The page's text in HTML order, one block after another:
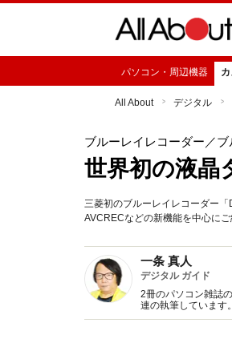
パソコン・周辺機器
All About デジタル
ブルーレイレコーダー ／
世界初の液晶
三菱初のブルーレイレコーダー
AVCRECなどの新機能を中心にご
一条 真人
デジタル ガイド
2冊のパソコン雑誌
連の執筆しています